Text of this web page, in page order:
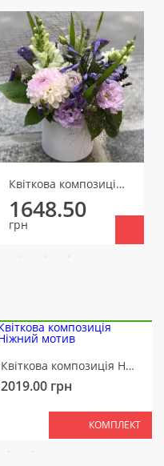
Квіткова композиція Літній аромат
1648.50
грн
Квіткова композиція Ніжний мотив
2019.00 грн
КОМПЛЕКТ